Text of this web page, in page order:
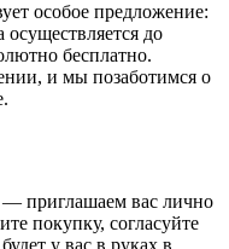
особое предложение:
осуществляется до
бесплатно.
и мы позаботимся о
— приглашаем вас лично
покупку, согласуйте
у вас в руках в